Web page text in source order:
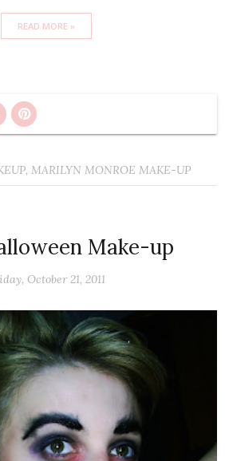
READ MORE »
, MARILYN MONROE MAKE-UP
Make-up
October 21, 2011